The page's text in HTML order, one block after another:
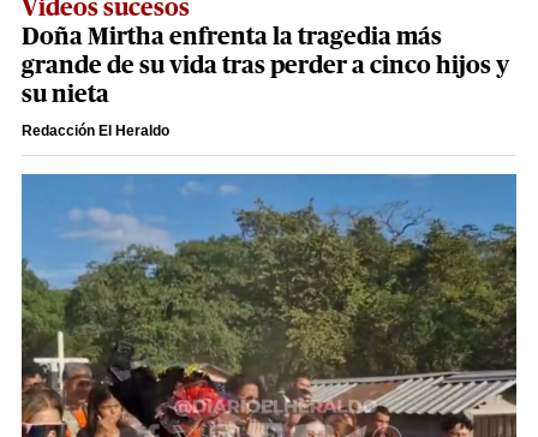
Videos sucesos
Doña Mirtha enfrenta la tragedia más
grande de su vida tras perder a cinco hijos y
su nieta
Redacción El Heraldo